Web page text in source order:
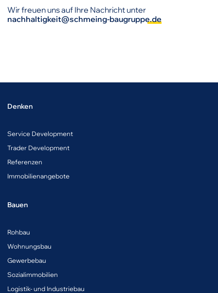
Wir freuen uns auf Ihre Nachricht unter
nachhaltigkeit@schmeing-baugruppe.de
Denken
Service Development
Trader Development
Referenzen
Immobilienangebote
Bauen
Rohbau
Wohnungsbau
Gewerbebau
Sozialimmobilien
Logistik- und Industriebau